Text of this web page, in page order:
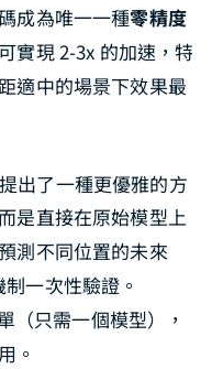
成為唯一一種零精度
實現 2-3x 的加速，特
適中的場景下效果最
出了一種更優雅的方
是直接在原始模型上
測不同位置的未來
一次性驗證。
（只需一個模型），
。